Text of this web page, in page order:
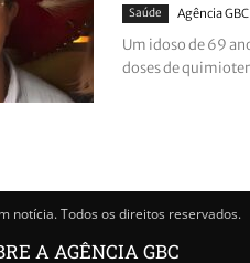
Saúde Agência GBC
Um idoso de 69
doses de
notícia. Todos os direitos reservados.
A AGÊNCIA GBC